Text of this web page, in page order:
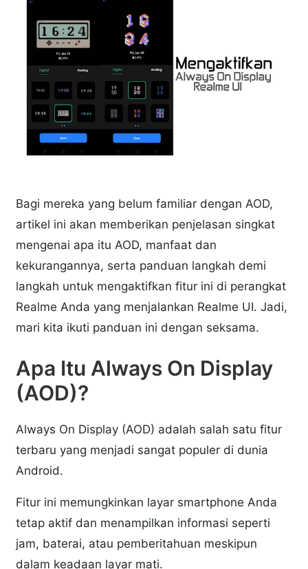
Bagi mereka yang belum familiar dengan AOD,
artikel ini akan memberikan penjelasan singkat
mengenai apa itu AOD, manfaat dan
kekurangannya, serta panduan langkah demi
langkah untuk mengaktifkan fitur ini di perangkat
Realme Anda yang menjalankan Realme UI. Jadi,
mari kita ikuti panduan ini dengan seksama.
Apa Itu Always On Display
(AOD)?
Always On Display (AOD) adalah salah satu fitur
terbaru yang menjadi sangat populer di dunia
Android.
Fitur ini memungkinkan layar smartphone Anda
tetap aktif dan menampilkan informasi seperti
jam, baterai, atau pemberitahuan meskipun
dalam keadaan layar mati.